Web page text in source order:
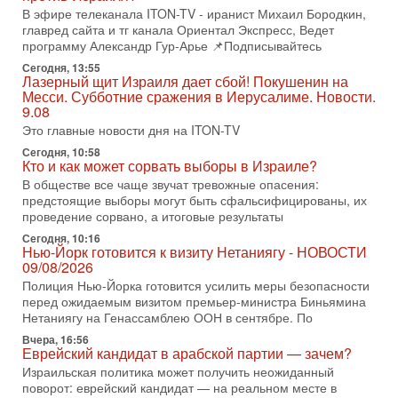
3-08-2026, 11:09
Выборы в Израиле в опасности?! ШАБАК формирует
спецотдел
В этом выпуске мы разбираем одну из самых тревожных
тем израильской политики. Известно, что израильская
Служба общей безопасности (ШАБАК) создала
3-08-2026, 08:32
Трамп и Иран: последний шанс - НОВОСТИ
03/08/2026
Президент США Дональд Трамп объявил о возобновлении
переговоров с Ираном, но Тегеран пока не подтвердил
готовность к диалогу. По словам американского
2-08-2026, 08:42
Трамп отменил удар по Ирану - НОВОСТИ
02/08/2026
Президент США Дональд Трамп сегодня заявил об отмене
подготовленного удара по Ирану после обращений
Тегерана и других стран региона. По его словам,
1-08-2026, 17:50
«Русский голос» Израиля: кто заберет его на этот
раз?
Голоса русскоязычных репатриантов не раз кардинально
В эфире телеканала ITON-TV - иранист Михаил Бородкин,
главред сайта и тг канала Ориентал Экспресс, Ведет
программу Александр Гур-Арье 📌Подписывайтесь
Сегодня, 13:55
Лазерный щит Израиля дает сбой! Покушенин на
Месси. Субботние сражения в Иерусалиме. Новости.
9.08
Это главные новости дня на ITON-TV
Сегодня, 10:58
Кто и как может сорвать выборы в Израиле?
В обществе все чаще звучат тревожные опасения:
предстоящие выборы могут быть сфальсифицированы, их
проведение сорвано, а итоговые результаты
Сегодня, 10:16
Нью-Йорк готовится к визиту Нетаниягу - НОВОСТИ
09/08/2026
Полиция Нью-Йорка готовится усилить меры безопасности
перед ожидаемым визитом премьер-министра Биньямина
Нетаниягу на Генассамблею ООН в сентябре. По
Вчера, 16:56
Еврейский кандидат в арабской партии — зачем?
Израильская политика может получить неожиданный
поворот: еврейский кандидат — на реальном месте в